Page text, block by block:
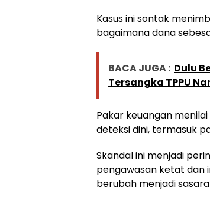
Kasus ini sontak
bagaimana dana
BACA JUGA : Dulu
Tersangka TPPU
Pakar keuangan
deteksi dini, termasuk
Skandal ini menjadi
pengawasan ketat dan
berubah menjadi